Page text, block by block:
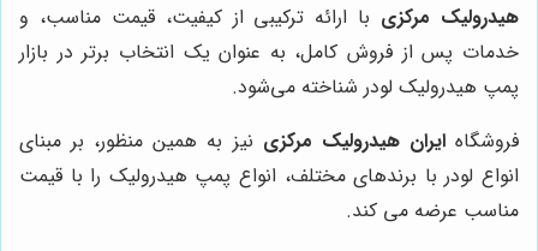
هیدرولیک مرکزی با ارائه ترکیبی از کیفیت، قیمت مناسب، و
خدمات پس از فروش کامل، به عنوان یک انتخاب برتر در بازار
پمپ هیدرولیک لودر شناخته می‌شود.
فروشگاهایران هیدرولیک مرکزی نیز به همین منظور، بر مبنای
انواع لودر با برندهای مختلف، انواع پمپ هیدرولیک را با قیمت
مناسب عرضه می کند.